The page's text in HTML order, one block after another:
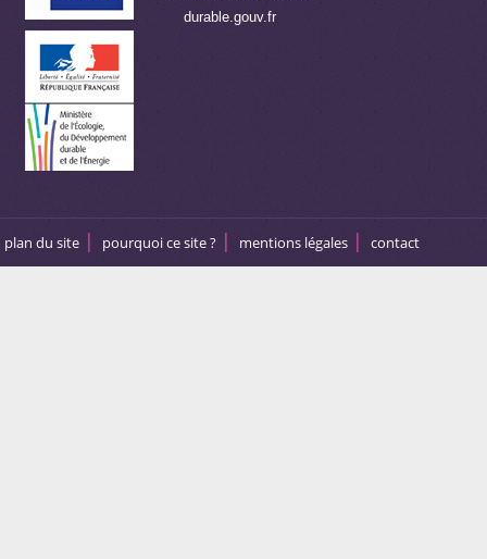
durable.gouv.fr
plan du site pourquoi ce site ? mentions légales contact